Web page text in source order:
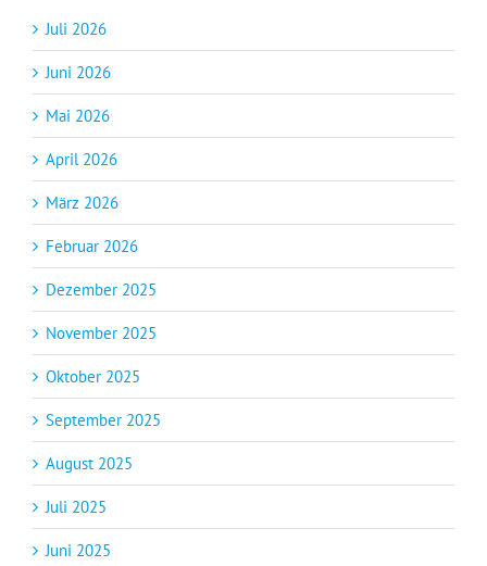
Juli 2026
Juni 2026
Mai 2026
April 2026
März 2026
Februar 2026
Dezember 2025
November 2025
Oktober 2025
September 2025
August 2025
Juli 2025
Juni 2025